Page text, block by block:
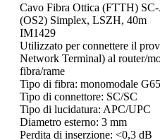
Cavo Fibra Ottica (FTTH)
(OS2) Simplex, LSZH, 40m
IM1429
Utilizzato per connettere il
Network Terminal) al router/
fibra/rame
Tipo di fibra: monomodale
Tipo di connettore: SC/SC
Tipo di lucidatura: APC/UPC
Diametro esterno: 3 mm
Perdita di inserzione: <0,3 dB